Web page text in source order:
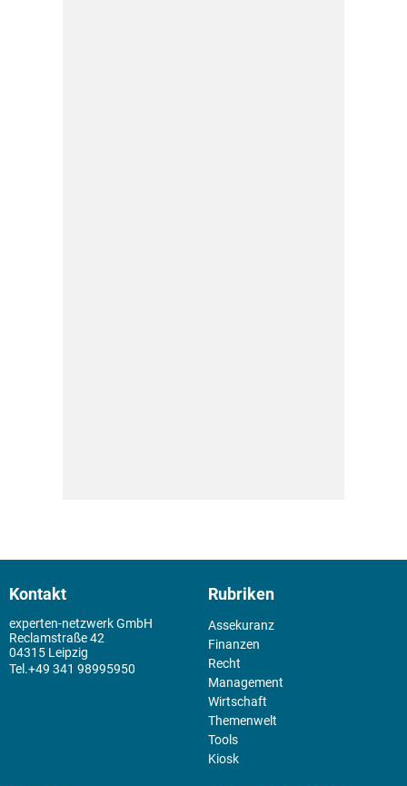
Kontakt
experten-netzwerk GmbH
Reclamstraße 42
04315 Leipzig
+49 341 98995950
Rubriken
Assekuranz
Finanzen
Recht
Management
Wirtschaft
Themenwelt
Tools
Kiosk